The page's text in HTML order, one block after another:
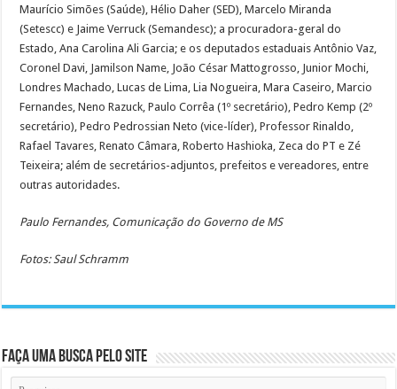
Maurício Simões (Saúde), Hélio Daher (SED), Marcelo Miranda
(Setescc) e Jaime Verruck (Semandesc); a procuradora-geral do
Estado, Ana Carolina Ali Garcia; e os deputados estaduais Antônio Vaz,
Coronel Davi, Jamilson Name, João César Mattogrosso, Junior Mochi,
Londres Machado, Lucas de Lima, Lia Nogueira, Mara Caseiro, Marcio
Fernandes, Neno Razuck, Paulo Corrêa (1º secretário), Pedro Kemp (2º
secretário), Pedro Pedrossian Neto (vice-líder), Professor Rinaldo,
Rafael Tavares, Renato Câmara, Roberto Hashioka, Zeca do PT e Zé
Teixeira; além de secretários-adjuntos, prefeitos e vereadores, entre
outras autoridades.
Paulo Fernandes, Comunicação do Governo de MS
Fotos: Saul Schramm
Faça uma busca pelo Site